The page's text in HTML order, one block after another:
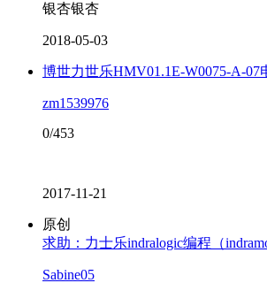
银杏银杏
2018-05-03
博世力世乐HMV01.1E-W0075-A-07
zm1539976
0/453
2017-11-21
原创
求助：力士乐indralogic编程（
Sabine05